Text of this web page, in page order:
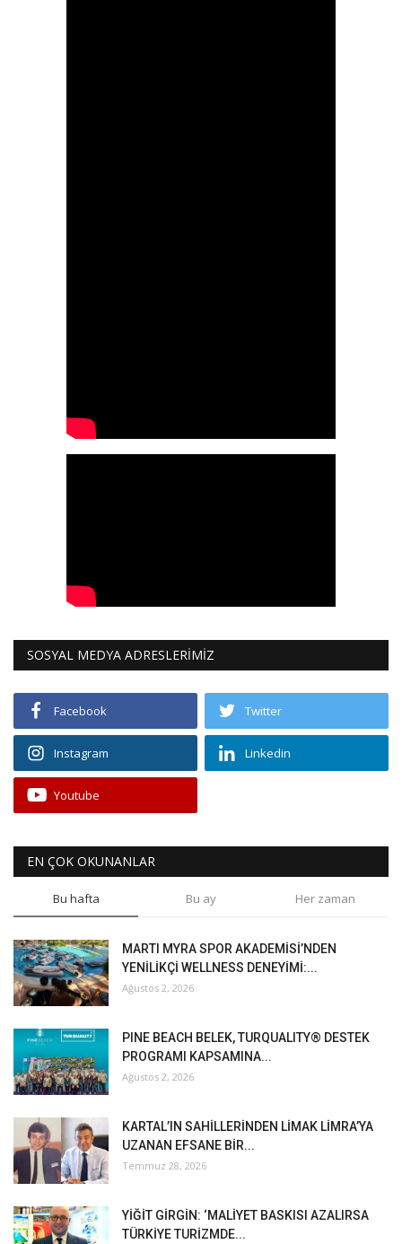
SOSYAL MEDYA ADRESLERİMİZ
Facebook Twitter
Instagram Linkedin
Youtube
EN ÇOK OKUNANLAR
Bu hafta Bu ay Her zaman
MARTI MYRA SPOR AKADEMİSİ’NDEN
YENİLİKÇİ WELLNESS DENEYİMİ:...
Ağustos 2, 2026
PINE BEACH BELEK, TURQUALITY® DESTEK
PROGRAMI KAPSAMINA...
Ağustos 2, 2026
KARTAL’IN SAHİLLERİNDEN LİMAK LİMRA’YA
UZANAN EFSANE BİR...
Temmuz 28, 2026
YİĞİT GİRGİN: ‘MALİYET BASKISI AZALIRSA
TÜRKİYE TURİZMDE...